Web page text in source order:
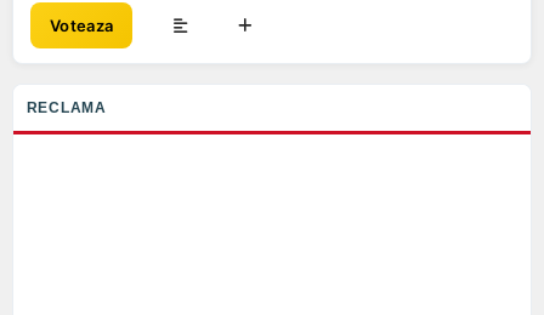
Voteaza
RECLAMA